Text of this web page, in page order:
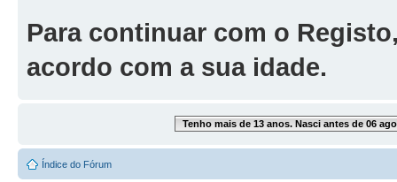
Para continuar com o
acordo com a sua idade.
Tenho mais de 13 anos. Nasci antes de 06 ago
Índice do Fórum